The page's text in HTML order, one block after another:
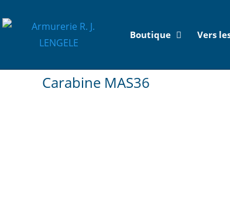
Boutique Vers
Carabine MAS36